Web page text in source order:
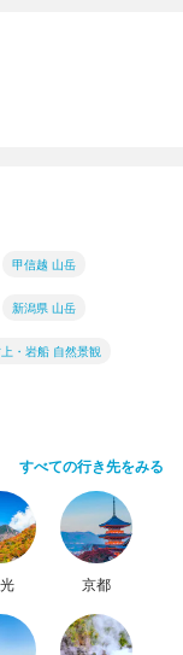
甲信越 山岳
新潟県 山岳
・岩船 自然景観
すべての行き先をみる
京都